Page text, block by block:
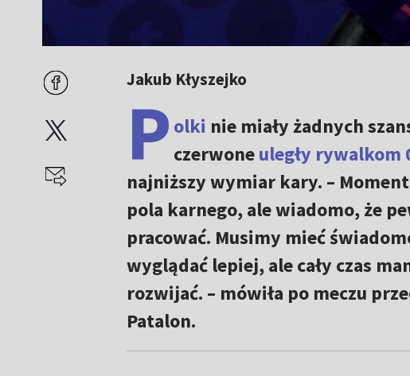
Jakub Kłyszejko
P olki nie miały żadnych
czerwoneuległy rywalkom
najniższy wymiar kary. –
pola karnego, ale wiadomo, że
pracować. Musimy mieć
wyglądać lepiej, ale cały czas
rozwijać. – mówiła po meczu
Patalon.